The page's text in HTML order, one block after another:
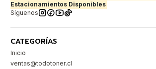
Estacionamientos Disponibles
Síguenos
CATEGORÍAS
Inicio
ventas@todotoner.cl